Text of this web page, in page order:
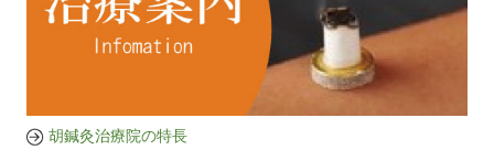
胡鍼灸治療院の特長